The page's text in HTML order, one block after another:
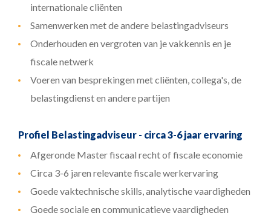
internationale cliënten
Samenwerken met de andere belastingadviseurs
Onderhouden en vergroten van je vakkennis en je
fiscale netwerk
Voeren van besprekingen met cliënten, collega's, de
belastingdienst en andere partijen
Profiel Belastingadviseur - circa 3-6 jaar ervaring
Afgeronde Master fiscaal recht of fiscale economie
Circa 3-6 jaren relevante fiscale werkervaring
Goede vaktechnische skills, analytische vaardigheden
Goede sociale en communicatieve vaardigheden